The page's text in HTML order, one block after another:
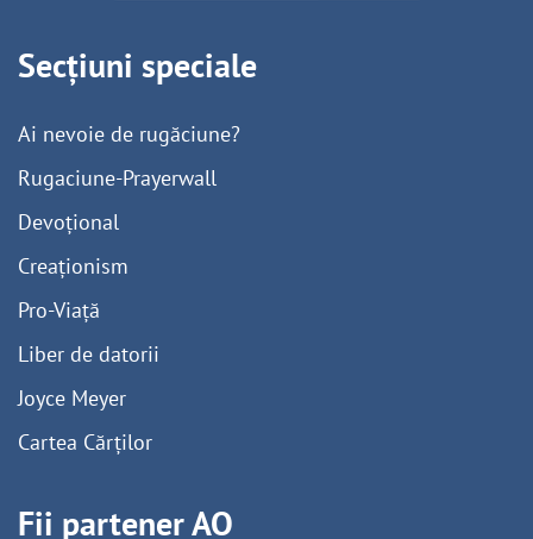
Secțiuni speciale
Ai nevoie de rugăciune?
Rugaciune-Prayerwall
Devoțional
Creaționism
Pro-Viață
Liber de datorii
Joyce Meyer
Cartea Cărților
Fii partener AO